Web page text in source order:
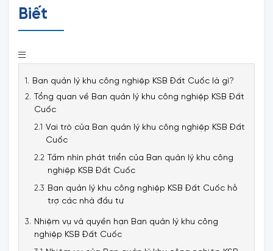
Biết
Ban quản lý khu công nghiệp KSB Đất Cuốc là gì?
Tổng quan về Ban quản lý khu công nghiệp KSB Đất
Cuốc
Vai trò của Ban quản lý khu công nghiệp KSB Đất
Cuốc
Tầm nhìn phát triển của Ban quản lý khu công
nghiệp KSB Đất Cuốc
Ban quản lý khu công nghiệp KSB Đất Cuốc hỗ
trợ các nhà đầu tư
Nhiệm vụ và quyền hạn Ban quản lý khu công
nghiệp KSB Đất Cuốc